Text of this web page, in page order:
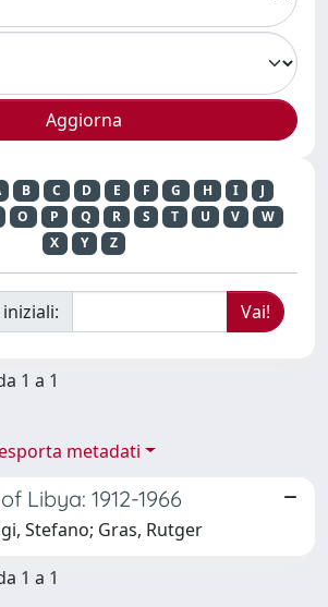
B C D E F G H I
J
O P Q R S T U V
W
X
Y Z
1 a 1
metadati
Libya: 1912-1966
Stefano; Gras, Rutger
1 a 1